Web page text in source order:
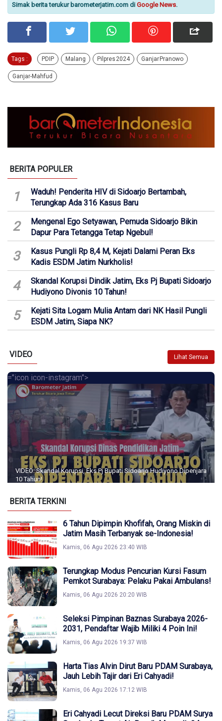
Simak berita terukur barometerjatim.com di Google News.
Tags : PDIP Malang Pilpres 2024 Ganjar Pranowo
Ganjar-Mahfud
BERITA POPULER
1
Waduh! Penderita HIV di Sidoarjo Bertambah,
Terungkap Ada 316 Kasus Baru
2
Mengenal Ego Setyawan, Pemuda Sidoarjo Bikin
Dapur Para Tetangga Tetap Ngebul!
3
Kasus Pungli Rp 8,4 M, Kejati Dalami Peran Eks
Kadis ESDM Jatim Nurkholis!
4
Skandal Korupsi Dindik Jatim, Eks Pj Bupati Sidoarjo
Hudiyono Divonis 10 Tahun!
5
Kejati Sita Logam Mulia Antam dari NK Hasil Pungli
ESDM Jatim, Siapa NK?
VIDEO Lihat Semua
="icon icon-instagram">
VIDEO: Skandal Korupsi, Eks Pj Bupati Sidoarjo Hudiyono Dipenjara
10 Tahun!
BERITA TERKINI
6 Tahun Dipimpin Khofifah, Orang Miskin di
Jatim Masih Terbanyak se-Indonesia!
Kamis, 06 Agu 2026 23:40 WIB
Terungkap Modus Pencurian Kursi Fasum
Pemkot Surabaya: Pelaku Pakai Ambulans!
Kamis, 06 Agu 2026 20:20 WIB
Seleksi Pimpinan Baznas Surabaya 2026-
2031, Pendaftar Wajib Miliki 4 Poin Ini!
Kamis, 06 Agu 2026 19:37 WIB
Harta Tias Alvin Dirut Baru PDAM Surabaya,
Jauh Lebih Tajir dari Eri Cahyadi!
Kamis, 06 Agu 2026 17:12 WIB
Eri Cahyadi Lecut Direksi Baru PDAM Surya